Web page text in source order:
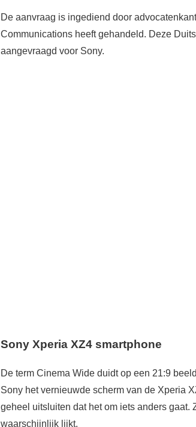
De aanvraag is ingediend door
Communications heeft gehandeld. Deze
aangevraagd voor Sony.
Sony Xperia XZ4 smartphone
De term Cinema Wide duidt op een 21:9
Sony het vernieuwde scherm van de Xperia
geheel uitsluiten dat het om iets anders
waarschijnlijk lijkt.